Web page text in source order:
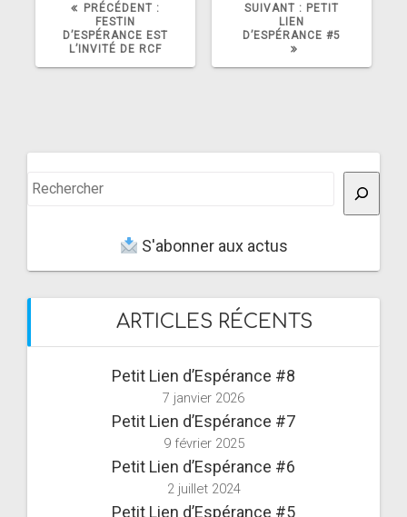
PRÉCÉDENT :
:
FESTIN
D’ESPÉRANCE EST
L’INVITÉ DE RCF
SUIVANT : ARTICLE
:
PETIT
LIEN
D’ESPÉRANCE #5
S'abonner aux actus
ARTICLES RÉCENTS
Petit Lien d’Espérance #8
7 janvier 2026
Petit Lien d’Espérance #7
9 février 2025
Petit Lien d’Espérance #6
2 juillet 2024
Petit Lien d’Espérance #5